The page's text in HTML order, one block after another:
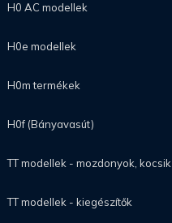
H0 AC modellek
H0e modellek
H0m termékek
H0f (Bányavasút)
TT modellek - mozdonyok, kocsik
TT modellek - kiegészítők